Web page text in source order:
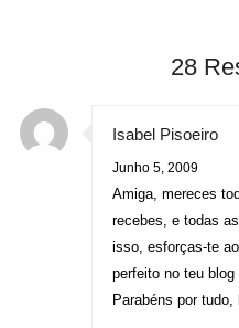
28
Isabel Pisoeiro
Junho 5, 2009
Amiga, mereces
recebes, e todas
isso, esforças-te
perfeito no teu
Parabéns por tudo,